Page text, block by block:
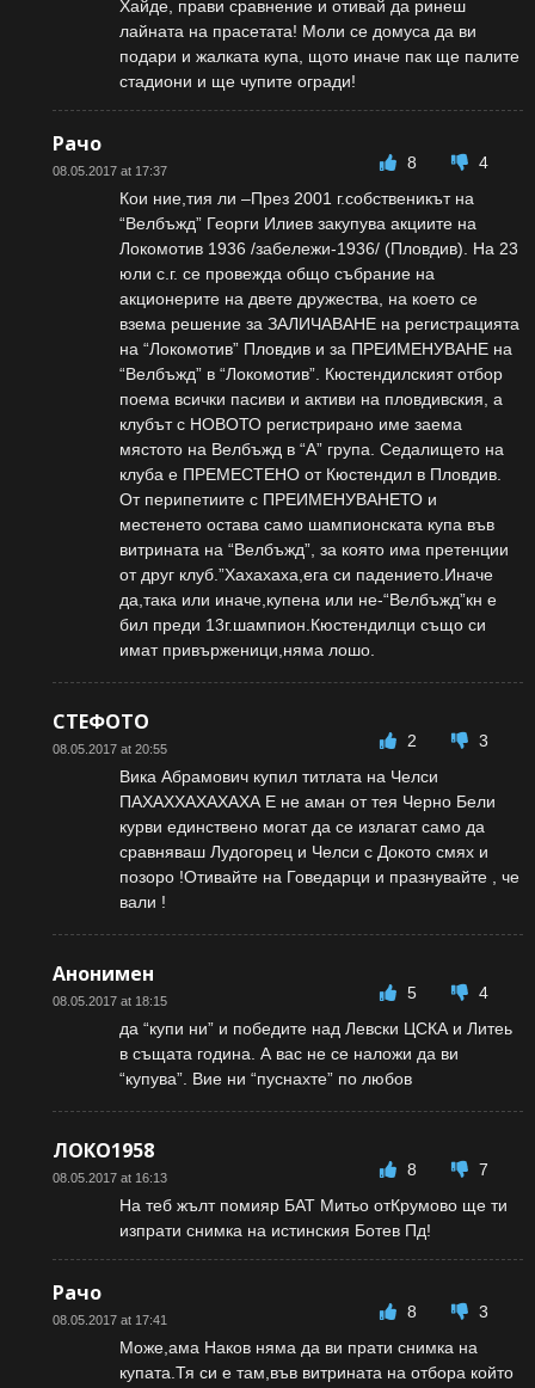
Хайде, прави сравнение и отивай да ринеш
лайната на прасетата! Моли се домуса да ви
подари и жалката купа, щото иначе пак ще палите
стадиони и ще чупите огради!
Рачо
08.05.2017 at 17:37 8
4
Кои ние,тия ли –През 2001 г.собственикът на
“Велбъжд” Георги Илиев закупува акциите на
Локомотив 1936 /забележи-1936/ (Пловдив). На 23
юли с.г. се провежда общо събрание на
акционерите на двете дружества, на което се
взема решение за ЗАЛИЧАВАНЕ на регистрацията
на “Локомотив” Пловдив и за ПРЕИМЕНУВАНЕ на
“Велбъжд” в “Локомотив”. Кюстендилският отбор
поема всички пасиви и активи на пловдивския, а
клубът с НОВОТО регистрирано име заема
мястото на Велбъжд в “А” група. Седалището на
клуба е ПРЕМЕСТЕНО от Кюстендил в Пловдив.
От перипетиите с ПРЕИМЕНУВАНЕТО и
местенето остава само шампионската купа във
витрината на “Велбъжд”, за която има претенции
от друг клуб.”Хахахаха,ега си падението.Иначе
да,така или иначе,купена или не-“Велбъжд”кн е
бил преди 13г.шампион.Кюстендилци също си
имат привърженици,няма лошо.
СТЕФОТО
08.05.2017 at 20:55 2
3
Вика Абрамович купил титлата на Челси
ПАХАХХАХАХАХА Е не аман от тея Черно Бели
курви единствено могат да се излагат само да
сравняваш Лудогорец и Челси с Докото смях и
позоро !Отивайте на Говедарци и празнувайте , че
вали !
Анонимен
08.05.2017 at 18:15 5
4
да “купи ни” и победите над Левски ЦСКА и Литеь
в същата година. А вас не се наложи да ви
“купува”. Вие ни “пуснахте” по любов
ЛОКО1958
08.05.2017 at 16:13 8
7
На теб жълт помияр БАТ Митьо отКрумово ще ти
изпрати снимка на истинския Ботев Пд!
Рачо
08.05.2017 at 17:41 8
3
Може,ама Наков няма да ви прати снимка на
купата.Тя си е там,във витрината на отбора който